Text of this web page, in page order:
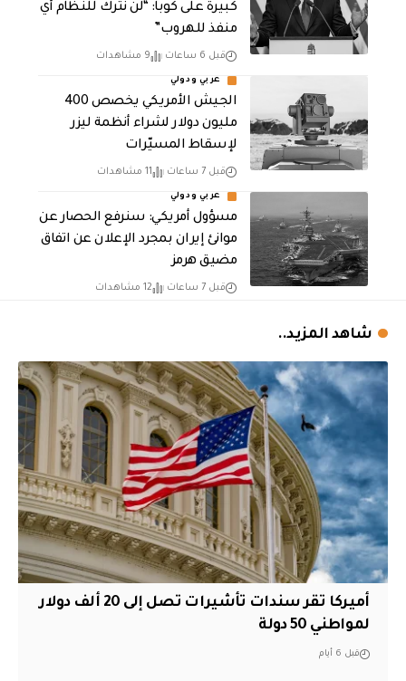
كبيرة على كوبا: “لن نترك للنظام أي
منفذ للهروب”
قبل 6 ساعات 9 مشاهدات
عربي ودولي
الجيش الأمريكي يخصص 400
مليون دولار لشراء أنظمة ليزر
لإسقاط المسيّرات
قبل 7 ساعات 11 مشاهدات
عربي ودولي
مسؤول أمريكي: سنرفع الحصار عن
موانئ إيران بمجرد الإعلان عن اتفاق
مضيق هرمز
قبل 7 ساعات 12 مشاهدات
شاهد المزيد..
أميركا تقر سندات تأشيرات تصل إلى 20 ألف دولار
لمواطني 50 دولة
قبل 6 أيام